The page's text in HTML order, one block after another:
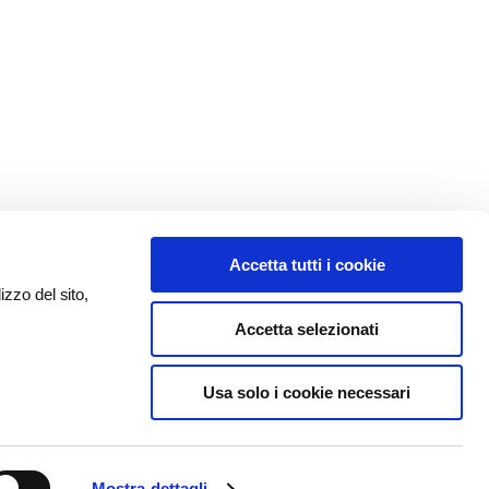
del sito,
Accetta tutti i cookie
Accetta selezionati
Usa solo i cookie necessari